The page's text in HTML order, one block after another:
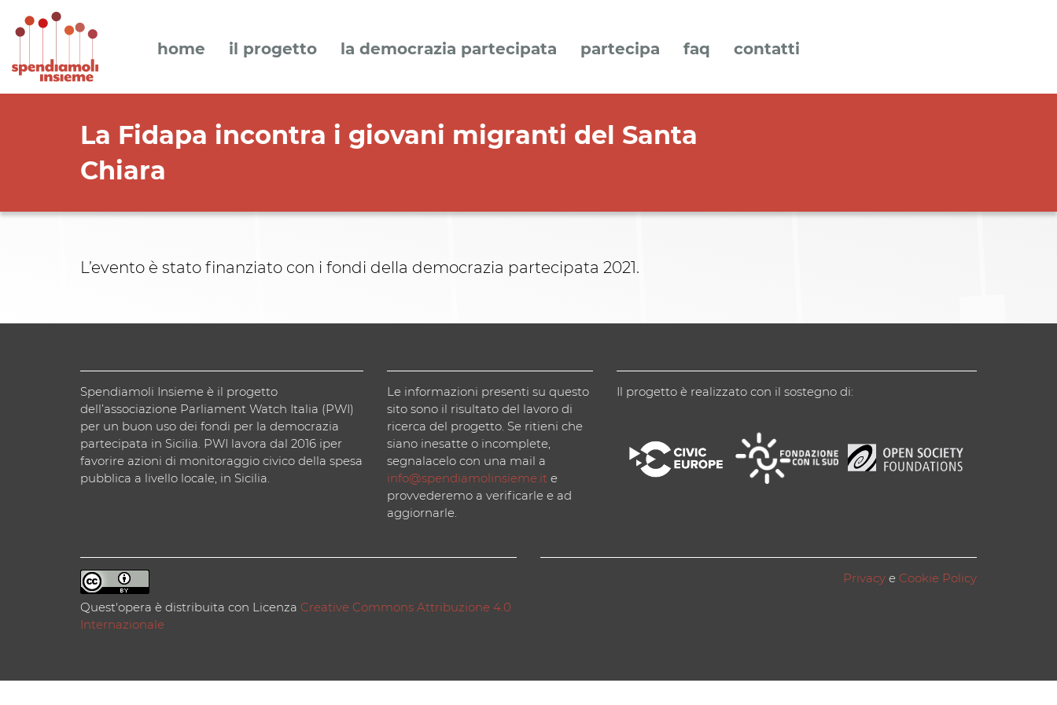
home il progetto la democrazia partecipata partecipa faq contatti
La Fidapa incontra i giovani migranti del Santa
Chiara
L’evento è stato finanziato con i fondi della democrazia partecipata 2021.
Spendiamoli Insieme è il progetto
dell’associazione Parliament Watch Italia (PWI)
per un buon uso dei fondi per la democrazia
partecipata in Sicilia. PWI lavora dal 2016 iper
favorire azioni di monitoraggio civico della spesa
pubblica a livello locale, in Sicilia.
Le informazioni presenti su questo
sito sono il risultato del lavoro di
ricerca del progetto. Se ritieni che
siano inesatte o incomplete,
segnalacelo con una mail a
info@spendiamolinsieme.ite
provvederemo a verificarle e ad
aggiornarle.
Il progetto è realizzato con il sostegno di:
Quest'opera è distribuita con Licenza Creative Commons Attribuzione 4.0
Internazionale
Privacy e Cookie Policy